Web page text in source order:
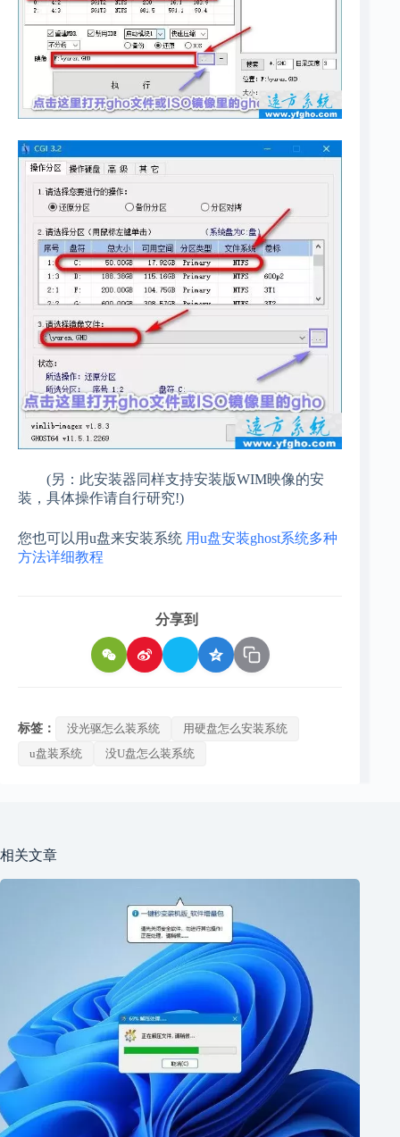
(另：此安装器同样支持安装版WIM映像的安
装，具体操作请自行研究!)
您也可以用u盘来安装系统 用u盘安装ghost系统多种
方法详细教程
分享到
标签： 没光驱怎么装系统
用硬盘怎么安装系统
u盘装系统
没U盘怎么装系统
相关文章